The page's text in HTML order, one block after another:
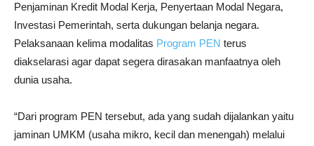
Penjaminan Kredit Modal Kerja, Penyertaan Modal Negara,
Investasi Pemerintah, serta dukungan belanja negara.
Pelaksanaan kelima modalitas Program PEN terus
diakselarasi agar dapat segera dirasakan manfaatnya oleh
dunia usaha.
“Dari program PEN tersebut, ada yang sudah dijalankan yaitu
jaminan UMKM (usaha mikro, kecil dan menengah) melalui